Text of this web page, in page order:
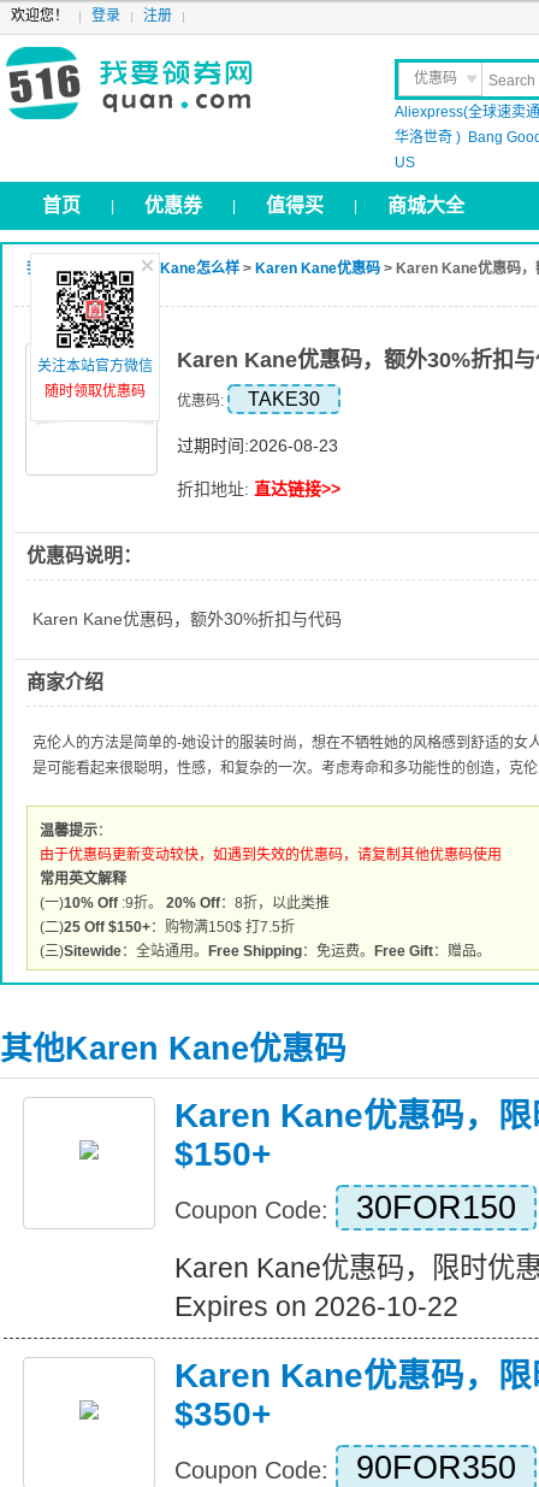
欢迎您！ 登录 注册
优惠码
晒 单
Aliexpress(全球速卖
华洛世奇 ) Bang
US
首页 优惠券 值得买 商城大全
我要领券网 >Karen Kane怎么样 > Karen Kane优惠码 > Karen Kane优惠码
Karen Kane优惠码，额外30%折扣
优惠码: TAKE30
过期时间:2026-08-23
折扣地址: 直达链接>>
优惠码说明：
Karen Kane优惠码，额外30%折扣与代码
商家介绍
克伦人的方法是简单的-她设计的服装时尚，想在不牺牲她的风格感到舒适的女
是可能看起来很聪明，性感，和复杂的一次。考虑寿命和多功能性的创造，克
温馨提示：
由于优惠码更新变动较快，如遇到失效的优惠码，请复制其他优惠码使用
常用英文解释
(一)10% Off :9折。 20% Off：8折，以此类推
(二)25 Off $150+：购物满150$ 打7.5折
(三)Sitewide：全站通用。 Free Shipping：免运费。 Free Gift：赠品。
其他Karen Kane优惠码
Karen Kane优惠码，
$150+
Coupon Code: 30FOR150
Karen Kane优惠码，限时优
Expires on 2026-10-22
Karen Kane优惠码，
$350+
Coupon Code: 90FOR350
关注本站官方微信
随时领取优惠码